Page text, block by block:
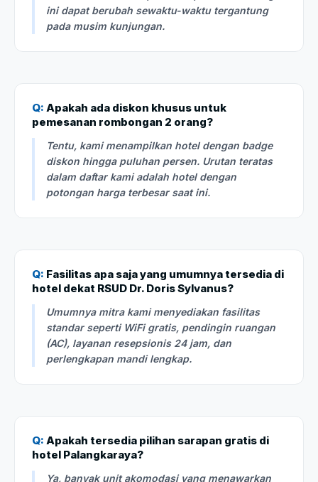
ini dapat berubah sewaktu-waktu tergantung
pada musim kunjungan.
Q: Apakah ada diskon khusus untuk
pemesanan rombongan 2 orang?
Tentu, kami menampilkan hotel dengan badge
diskon hingga puluhan persen. Urutan teratas
dalam daftar kami adalah hotel dengan
potongan harga terbesar saat ini.
Q: Fasilitas apa saja yang umumnya tersedia di
hotel dekat RSUD Dr. Doris Sylvanus?
Umumnya mitra kami menyediakan fasilitas
standar seperti WiFi gratis, pendingin ruangan
(AC), layanan resepsionis 24 jam, dan
perlengkapan mandi lengkap.
Q: Apakah tersedia pilihan sarapan gratis di
hotel Palangkaraya?
Ya, banyak unit akomodasi yang menawarkan